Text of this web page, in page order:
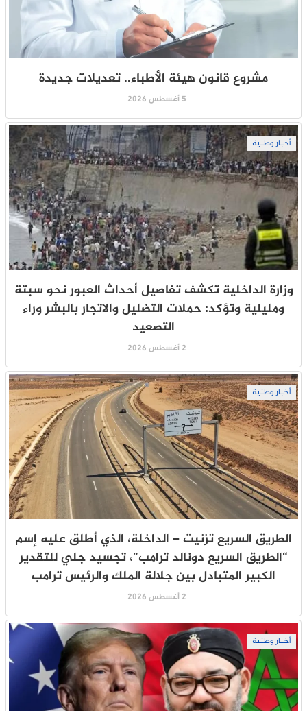
مشروع قانون هيئة الأطباء.. تعديلات جديدة
5 أغسطس 2026
أخبار وطنية
وزارة الداخلية تكشف تفاصيل أحداث العبور نحو سبتة
ومليلية وتؤكد: حملات التضليل والاتجار بالبشر وراء
التصعيد
2 أغسطس 2026
أخبار وطنية
الطريق السريع تزنيت – الداخلة، الذي أطلق عليه إسم
“الطريق السريع دونالد ترامب”، تجسيد جلي للتقدير
الكبير المتبادل بين جلالة الملك والرئيس ترامب
2 أغسطس 2026
أخبار وطنية